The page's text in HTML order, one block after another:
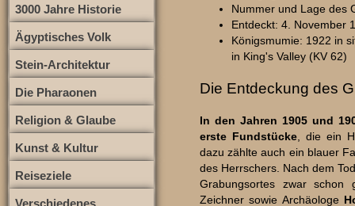
3000 Jahre Historie
Ägyptisches Volk
Stein-Architektur
Die Pharaonen
Religion & Glaube
Kunst & Kultur
Reiseziele
Verschiedenes
Nummer und Lage des
Entdeckt: 4. November
Königsmumie: 1922 in
in King's Valley (KV 62)
Die Entdeckung des
In den Jahren 1905 und
erste Fundstücke, die ein
dazu zählte auch ein blauer
des Herrschers. Nach dem
Grabungsortes zwar schon
Zeichner sowie Archäologe